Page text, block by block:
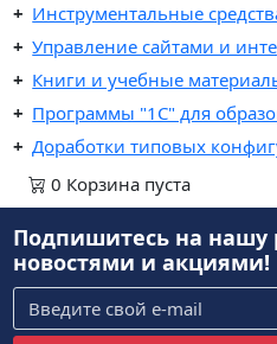
Инструментальные
Управление сайтами и
Книги и учебные
Программы "1С" для
Доработки типовых
0 Корзина пуста
Подпишитесь на нашу
новостями и акциями!